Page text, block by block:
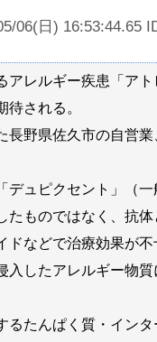
06(日) 16:53:44.65
アレルギー疾患「ア
される。
長野県佐久市の自営
デュピクセント」（
ものではなく、抗体
などで治療効果が不
したアレルギー物
るたんぱく質・イン